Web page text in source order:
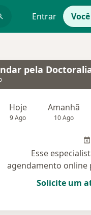
Entrar
pela
Hoje
9 Ago
Amanhã
10 Ago
Esse
agendamento online
Solicite um